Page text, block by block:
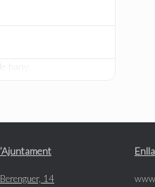
bany.
14